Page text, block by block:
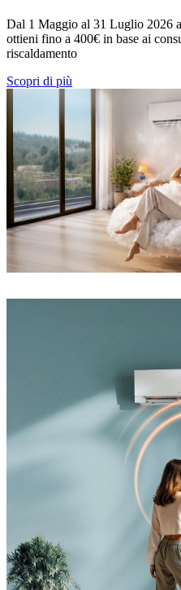
Dal 1 Maggio al 31 Luglio 2026
ottieni fino a 400€ in base ai
riscaldamento
Scopri di più